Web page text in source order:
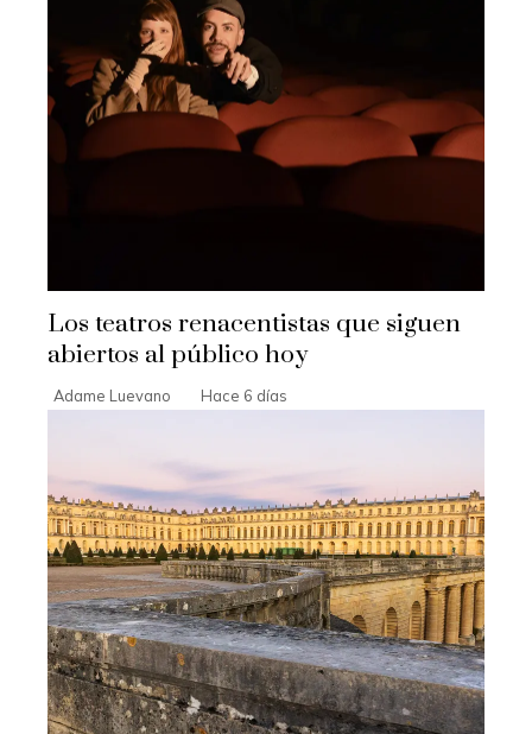
Los teatros renacentistas que siguen
abiertos al público hoy
Adame Luevano Hace 6 días